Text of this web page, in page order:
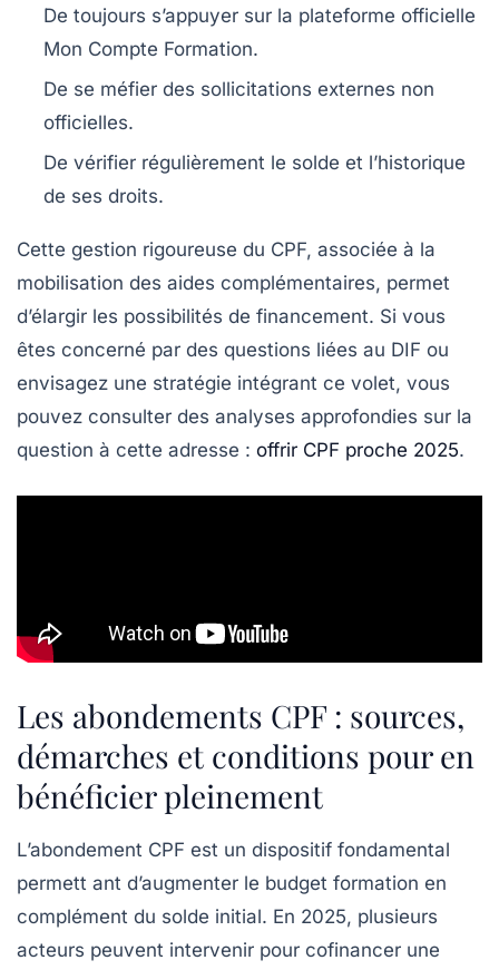
De toujours s’appuyer sur la plateforme officielle
Mon Compte Formation.
De se méfier des sollicitations externes non
officielles.
De vérifier régulièrement le solde et l’historique
de ses droits.
Cette gestion rigoureuse du CPF, associée à la
mobilisation des aides complémentaires, permet
d’élargir les possibilités de financement. Si vous
êtes concerné par des questions liées au DIF ou
envisagez une stratégie intégrant ce volet, vous
pouvez consulter des analyses approfondies sur la
question à cette adresse : offrir CPF proche 2025.
Les abondements CPF : sources,
démarches et conditions pour en
bénéficier pleinement
L’abondement CPF est un dispositif fondamental
permett ant d’augmenter le budget formation en
complément du solde initial. En 2025, plusieurs
acteurs peuvent intervenir pour cofinancer une